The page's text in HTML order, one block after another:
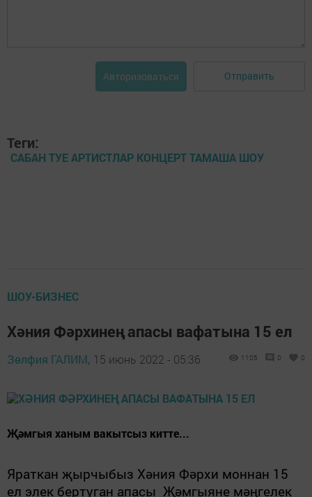
Авторизоваться Отправить
Теги:
САБАН ТУЕ АРТИСТЛАР КОНЦЕРТ ТАМАША ШОУ
ШОУ-БИЗНЕС
Хәния Фәрхинең апасы вафатына 15 ел
Зөлфия ГАЛИМ, 15 июнь 2022 - 05:36 1105 0 0
Җәмгыя ханым вакытсыз китте...
Яраткан җырчыбыз Хәния Фәрхи моннан 15
ел элек бертуган апасы Җәмгыяне мәңгелек